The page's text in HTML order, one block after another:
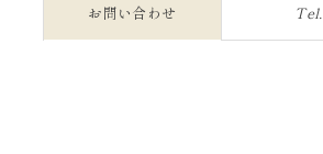
お問い合わせ Tel.